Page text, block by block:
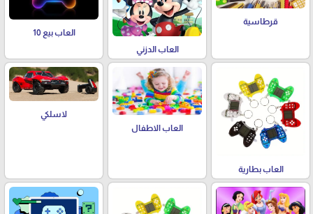
قرطاسية
العاب الدزني
العاب بيع 10
العاب بطارية
العاب الاطفال
لاسلكي